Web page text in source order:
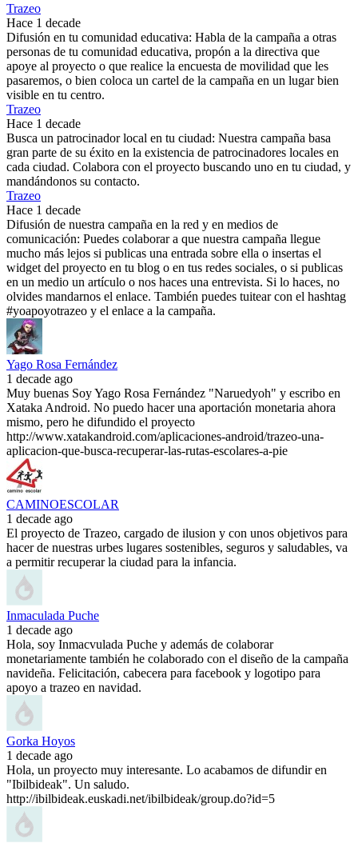
Trazeo
Hace 1 decade
Difusión en tu comunidad educativa: Habla de la campaña a otras
personas de tu comunidad educativa, propón a la directiva que
apoye al proyecto o que realice la encuesta de movilidad que les
pasaremos, o bien coloca un cartel de la campaña en un lugar bien
visible en tu centro.
Trazeo
Hace 1 decade
Busca un patrocinador local en tu ciudad: Nuestra campaña basa
gran parte de su éxito en la existencia de patrocinadores locales en
cada ciudad. Colabora con el proyecto buscando uno en tu ciudad, y
mandándonos su contacto.
Trazeo
Hace 1 decade
Difusión de nuestra campaña en la red y en medios de
comunicación: Puedes colaborar a que nuestra campaña llegue
mucho más lejos si publicas una entrada sobre ella o insertas el
widget del proyecto en tu blog o en tus redes sociales, o si publicas
en un medio un artículo o nos haces una entrevista. Si lo haces, no
olvides mandarnos el enlace. También puedes tuitear con el hashtag
#yoapoyotrazeo y el enlace a la campaña.
Yago Rosa Fernández
1 decade ago
Muy buenas Soy Yago Rosa Fernández "Naruedyoh" y escribo en
Xataka Android. No puedo hacer una aportación monetaria ahora
mismo, pero he difundido el proyecto
http://www.xatakandroid.com/aplicaciones-android/trazeo-una-
aplicacion-que-busca-recuperar-las-rutas-escolares-a-pie
CAMINOESCOLAR
1 decade ago
El proyecto de Trazeo, cargado de ilusion y con unos objetivos para
hacer de nuestras urbes lugares sostenibles, seguros y saludables, va
a permitir recuperar la ciudad para la infancia.
Inmaculada Puche
1 decade ago
Hola, soy Inmacvulada Puche y además de colaborar
monetariamente también he colaborado con el diseño de la campaña
navideña. Felicitación, cabecera para facebook y logotipo para
apoyo a trazeo en navidad.
Gorka Hoyos
1 decade ago
Hola, un proyecto muy interesante. Lo acabamos de difundir en
"Ibilbideak". Un saludo.
http://ibilbideak.euskadi.net/ibilbideak/group.do?id=5